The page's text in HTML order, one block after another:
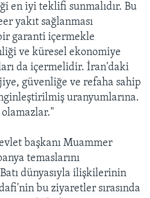
en iyi teklifi sunmalıdır. Bu
yakıt sağlanması
garanti içermekle
ve küresel ekonomiye
da içermelidir. İran'daki
güvenliğe ve refaha sahip
uranyumlarına.
başkanı Muammer
temaslarını
dünyasıyla ilişkilerinin
bu ziyaretler sırasında